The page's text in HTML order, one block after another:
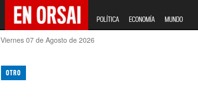
POLÍTICA ECONOMÍA MUNDO
Viernes 07 de Agosto de 2026
OTRO